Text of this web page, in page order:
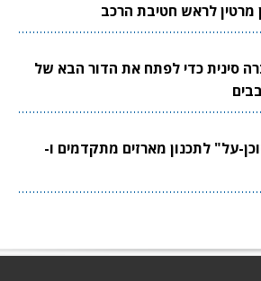
מרטין לראש חטיבת הרכב
סינית כדי לפתח את הדור הבא של
על" לתכנון מארזים מתקדמים ו-